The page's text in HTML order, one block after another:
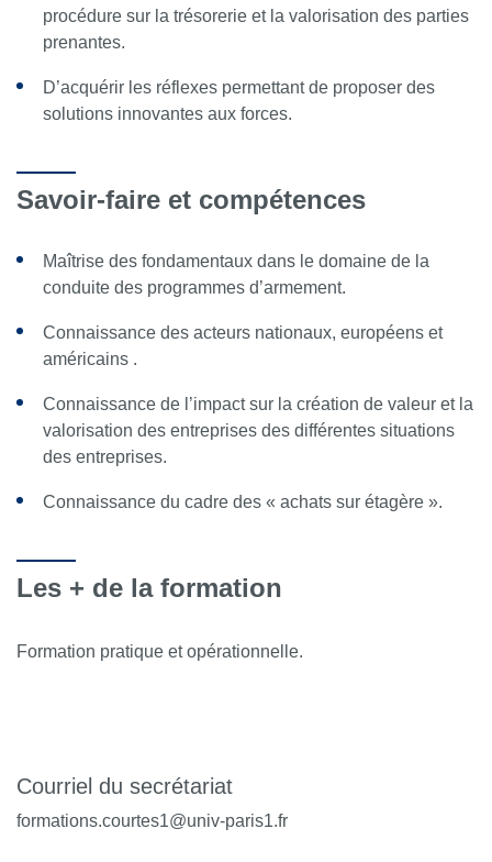
procédure sur la trésorerie et la valorisation des parties
prenantes.
D’acquérir les réflexes permettant de proposer des
solutions innovantes aux forces.
Savoir-faire et compétences
Maîtrise des fondamentaux dans le domaine de la
conduite des programmes d’armement.
Connaissance des acteurs nationaux, européens et
américains .
Connaissance de l’impact sur la création de valeur et la
valorisation des entreprises des différentes situations
des entreprises.
Connaissance du cadre des « achats sur étagère ».
Les + de la formation
Formation pratique et opérationnelle.
Courriel du secrétariat
formations.courtes1@univ-paris1.fr